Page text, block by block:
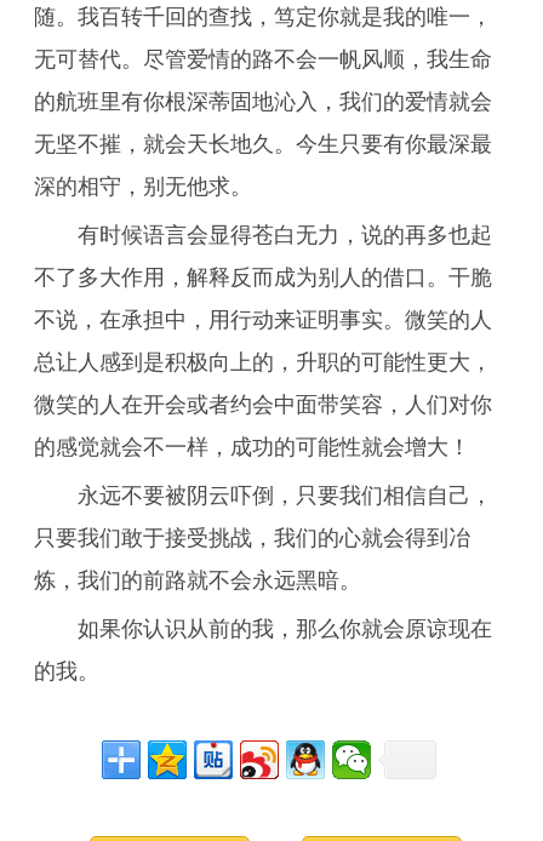
随。我百转千回的查找，笃定你就是我的唯一，
无可替代。尽管爱情的路不会一帆风顺，我生命
的航班里有你根深蒂固地沁入，我们的爱情就会
无坚不摧，就会天长地久。今生只要有你最深最
深的相守，别无他求。
有时候语言会显得苍白无力，说的再多也起
不了多大作用，解释反而成为别人的借口。干脆
不说，在承担中，用行动来证明事实。微笑的人
总让人感到是积极向上的，升职的可能性更大，
微笑的人在开会或者约会中面带笑容，人们对你
的感觉就会不一样，成功的可能性就会增大！
永远不要被阴云吓倒，只要我们相信自己，
只要我们敢于接受挑战，我们的心就会得到冶
炼，我们的前路就不会永远黑暗。
如果你认识从前的我，那么你就会原谅现在
的我。